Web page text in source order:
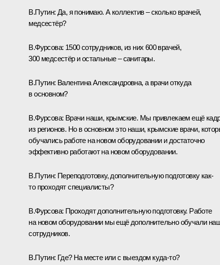
В.Путин: Да, я понимаю. А коллектив ‒ сколько врачей,
медсестёр?
В.Фурсова: 1500 сотрудников, из них 600 врачей,
300 медсестёр и остальные ‒ санитары.
В.Путин: Валентина Александровна, а врачи откуда
в основном?
В.Фурсова: Врачи наши, крымские. Мы привлекаем ещё
из регионов. Но в основном это наши, крымские врачи,
обучались работе на новом оборудовании и достаточно
эффективно работают на новом оборудовании.
В.Путин: Переподготовку, дополнительную подготовку как-
то проходят специалисты?
В.Фурсова: Проходят дополнительную подготовку. Работе
на новом оборудовании мы ещё дополнительно обучали
сотрудников.
В.Путин: Где? На месте или с выездом куда-то?